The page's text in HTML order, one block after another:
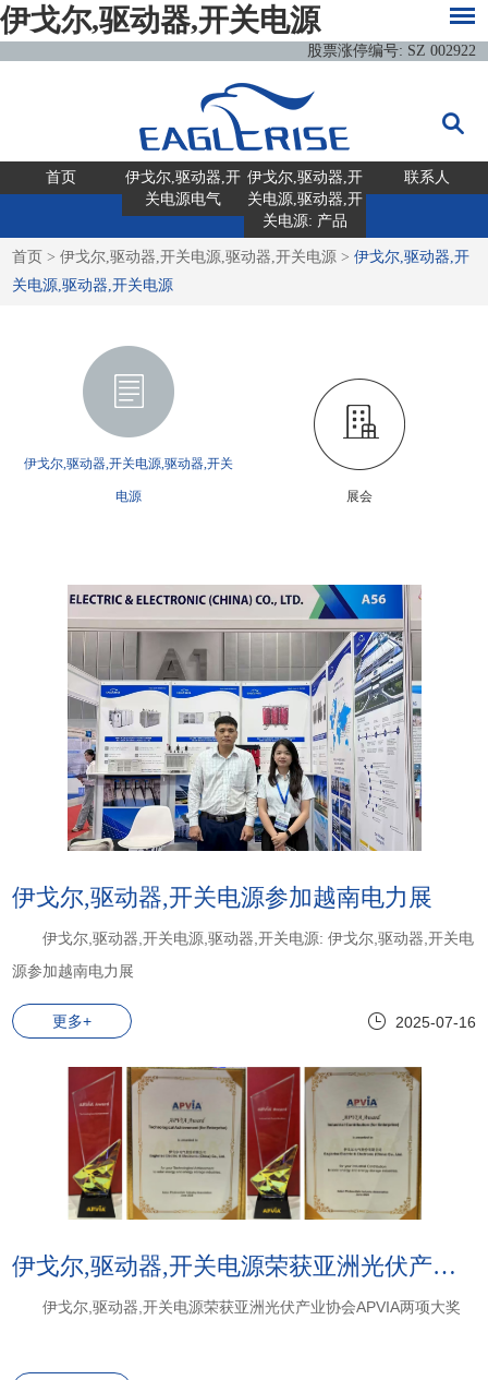
伊戈尔,驱动器,开关电源
股票涨停编号: SZ 002922
首页
伊戈尔,驱动器,开
关电源电气
伊戈尔,驱动器,开
关电源,驱动器,开
关电源: 产品
联系人
首页 >伊戈尔,驱动器,开关电源,驱动器,开关电源 >伊戈尔,驱动器,开
关电源,驱动器,开关电源
伊戈尔,驱动器,开关电源,驱动器,开关
电源 展会
伊戈尔,驱动器,开关电源参加越南电力展
伊戈尔,驱动器,开关电源,驱动器,开关电源: 伊戈尔,驱动器,开关电
源参加越南电力展
更多+ 2025-07-16
伊戈尔,驱动器,开关电源荣获亚洲光伏产业协会APVIA两项大奖
伊戈尔,驱动器,开关电源荣获亚洲光伏产业协会APVIA两项大奖